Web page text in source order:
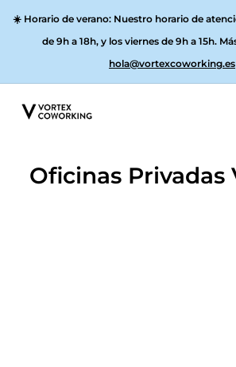
☀️ Horario de verano:Nuestro horario de
de 9h a 18h, y los viernes de 9h a 15h.
hola@vortexcoworking.es
Oficinas Privadas